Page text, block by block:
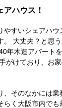
ハウス！
すいシェアハ
大丈夫？と思
年木造アパート
がけており、お
そのなかには
く大阪市内で